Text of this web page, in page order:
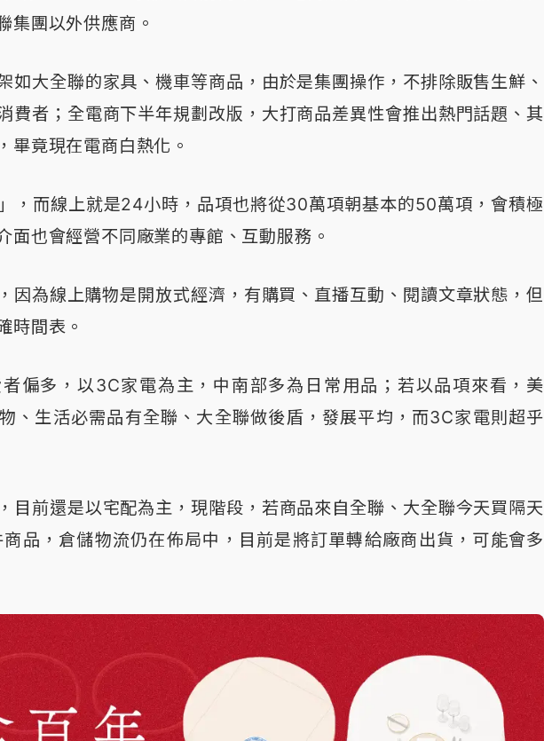
集團以外供應商。
如大全聯的家具、機車等商品，由於是集團操作，不排除販售生鮮、
費者；全電商下半年規劃改版，大打商品差異性會推出熱門話題、其
畢竟現在電商白熱化。
，而線上就是24小時，品項也將從30萬項朝基本的50萬項，會積極
面也會經營不同廠業的專館、互動服務。
因為線上購物是開放式經濟，有購買、直播互動、閱讀文章狀態，但
時間表。
偏多，以3C家電為主，中南部多為日常用品；若以品項來看，美
、生活必需品有全聯、大全聯做後盾，發展平均，而3C家電則超乎
目前還是以宅配為主，現階段，若商品來自全聯、大全聯今天買隔天
品，倉儲物流仍在佈局中，目前是將訂單轉給廠商出貨，可能會多